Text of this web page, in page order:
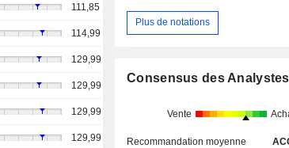
111,85
114,99
129,99
129,99
129,99
129,99
Plus de notations
Consensus des Analystes
Vente
Recommandation moyenne